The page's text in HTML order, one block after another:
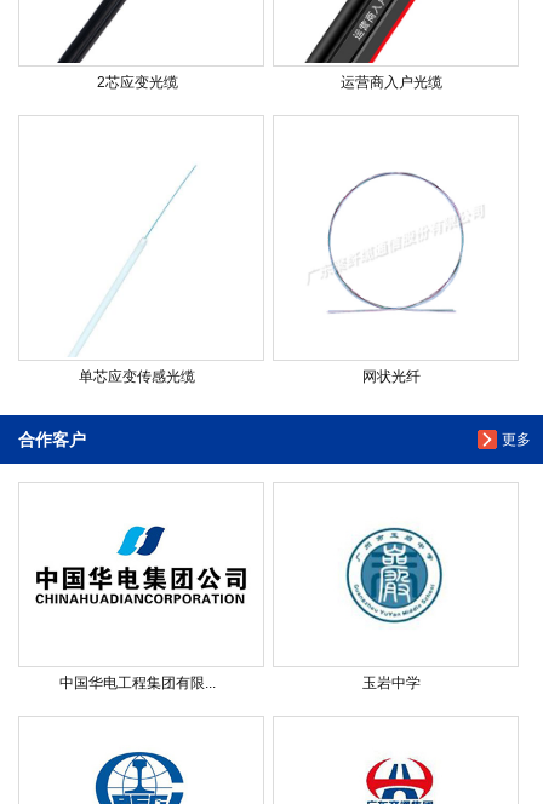
2芯应变光缆 运营商入户光缆
单芯应变传感光缆 网状光纤
更多
合作客户
中国华电工程集团有限... 玉岩中学